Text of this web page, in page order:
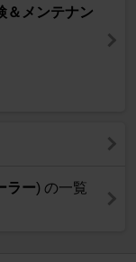
＆メンテナン
ラー) の一覧